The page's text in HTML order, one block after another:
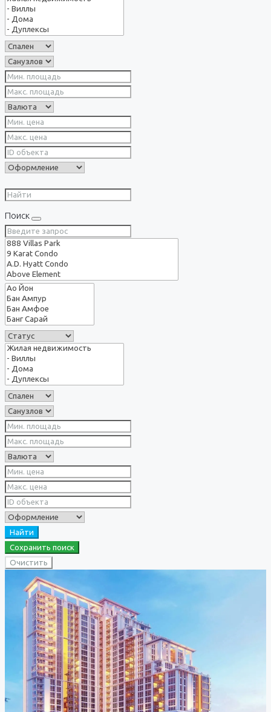
Поиск
Найти
Сохранить поиск
Очистить